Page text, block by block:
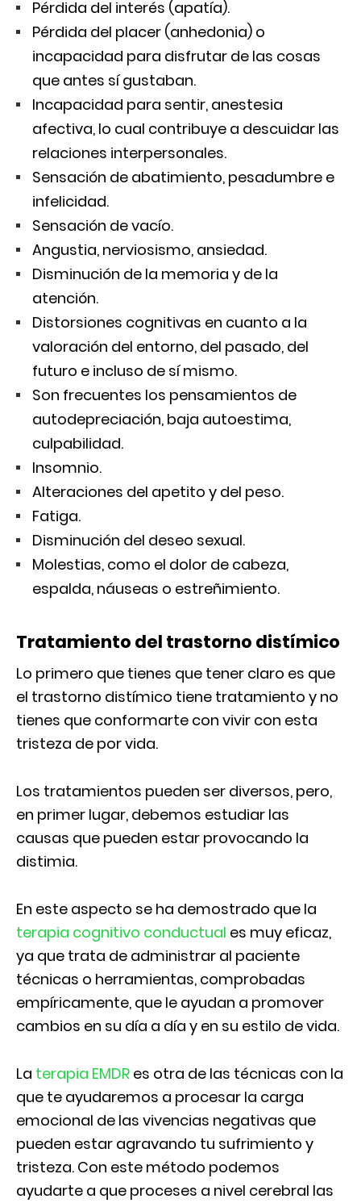
Pérdida del interés (apatía).
Pérdida del placer (anhedonia) o
incapacidad para disfrutar de las cosas
que antes sí gustaban.
Incapacidad para sentir, anestesia
afectiva, lo cual contribuye a descuidar las
relaciones interpersonales.
Sensación de abatimiento, pesadumbre e
infelicidad.
Sensación de vacío.
Angustia, nerviosismo, ansiedad.
Disminución de la memoria y de la
atención.
Distorsiones cognitivas en cuanto a la
valoración del entorno, del pasado, del
futuro e incluso de sí mismo.
Son frecuentes los pensamientos de
autodepreciación, baja autoestima,
culpabilidad.
Insomnio.
Alteraciones del apetito y del peso.
Fatiga.
Disminución del deseo sexual.
Molestias, como el dolor de cabeza,
espalda, náuseas o estreñimiento.
Tratamiento del trastorno distímico
Lo primero que tienes que tener claro es que
el trastorno distímico tiene tratamiento y no
tienes que conformarte con vivir con esta
tristeza de por vida.
Los tratamientos pueden ser diversos, pero,
en primer lugar, debemos estudiar las
causas que pueden estar provocando la
distimia.
En este aspecto se ha demostrado que la
terapia cognitivo conductual es muy eficaz,
ya que trata de administrar al paciente
técnicas o herramientas, comprobadas
empíricamente, que le ayudan a promover
cambios en su día a día y en su estilo de vida.
La terapia EMDR es otra de las técnicas con la
que te ayudaremos a procesar la carga
emocional de las vivencias negativas que
pueden estar agravando tu sufrimiento y
tristeza. Con este método podemos
ayudarte a que proceses a nivel cerebral las